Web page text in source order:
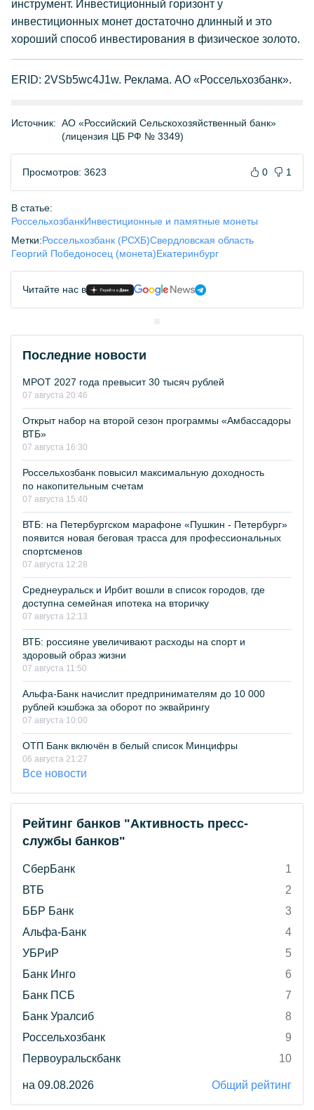
инструмент. Инвестиционный горизонт у
инвестиционных монет достаточно длинный и это
хороший способ инвестирования в физическое золото.
ERID: 2VSb5wc4J1w. Реклама. АО «Россельхозбанк».
Источник: АО «Российский Сельскохозяйственный банк»
(лицензия ЦБ РФ № 3349)
Просмотров: 3623 0 1
В статье:
РоссельхозбанкИнвестиционные и памятные монеты
Метки:Россельхозбанк (РСХБ)Свердловская область
Георгий Победоносец (монета)Екатеринбург
Читайте нас в
Последние новости
МРОТ 2027 года превысит 30 тысяч рублей
07 августа 20:46
Открыт набор на второй сезон программы «Амбассадоры
ВТБ»
07 августа 16:30
Россельхозбанк повысил максимальную доходность
по накопительным счетам
07 августа 15:40
ВТБ: на Петербургском марафоне «Пушкин - Петербург»
появится новая беговая трасса для профессиональных
спортсменов
07 августа 12:28
Среднеуральск и Ирбит вошли в список городов, где
доступна семейная ипотека на вторичку
07 августа 12:13
ВТБ: россияне увеличивают расходы на спорт и
здоровый образ жизни
07 августа 11:50
Альфа-Банк начислит предпринимателям до 10 000
рублей кэшбэка за оборот по эквайрингу
07 августа 10:00
ОТП Банк включён в белый список Минцифры
06 августа 21:27
Все новости
Рейтинг банков "Активность пресс-
службы банков"
СберБанк
1
ВТБ
2
ББР Банк
3
Альфа-Банк
4
УБРиР
5
Банк Инго
6
Банк ПСБ
7
Банк Уралсиб
8
Россельхозбанк
9
Первоуральскбанк
10
на 09.08.2026 Общий рейтинг